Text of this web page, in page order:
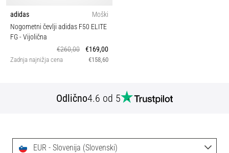
adidas
Moški
Nogometni čevlji adidas F50 ELITE
FG- Vijolična
€260,00
€169,00
Zadnja najnižja cena €158,60
Odlično4.6 od 5
EUR - Slovenija (Slovenski)